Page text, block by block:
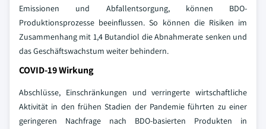
Emissionen und Abfallentsorgung, können BDO-
Produktionsprozesse beeinflussen. So können die Risiken im
Zusammenhang mit 1,4 Butandiol die Abnahmerate senken und
das Geschäftswachstum weiter behindern.
COVID-19 Wirkung
Abschlüsse, Einschränkungen und verringerte wirtschaftliche
Aktivität in den frühen Stadien der Pandemie führten zu einer
geringeren Nachfrage nach BDO-basierten Produkten in